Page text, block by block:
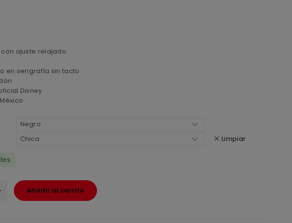
con ajuste relajado
en serigrafía sin tacto
Disney
Limpiar
Añadir al carrito